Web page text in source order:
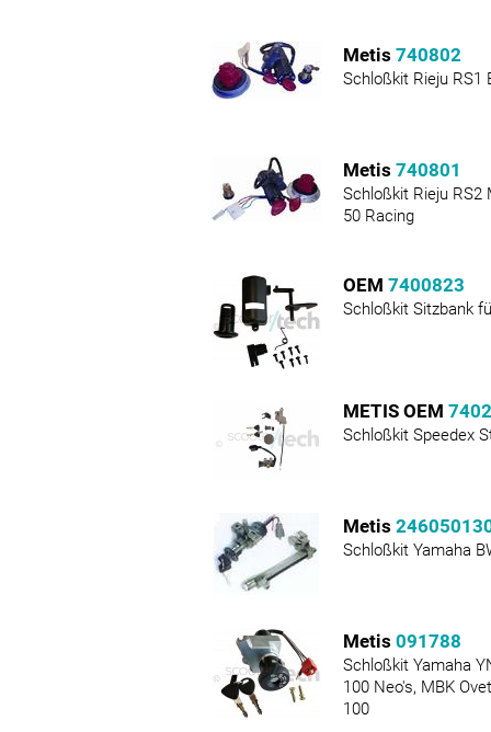
Metis 740802
Schloßkit Rieju RS1
Metis 740801
Schloßkit Rieju RS2
50 Racing
OEM 7400823
Schloßkit Sitzbank
METIS OEM
Schloßkit Speedex
Metis
Schloßkit Yamaha
Metis 091788
Schloßkit Yamaha
100 Neo's, MBK
100